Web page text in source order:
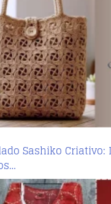
Sashiko Criativo: